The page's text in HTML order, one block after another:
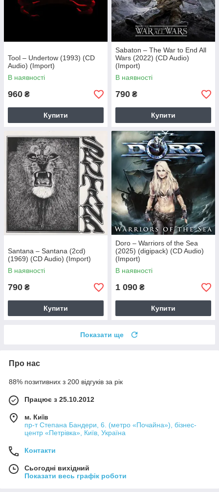
Tool – Undertow (1993) (CD
Audio) (Import)
В наявності
960 ₴
Купити
Sabaton – The War to End All
Wars (2022) (CD Audio)
(Import)
В наявності
790 ₴
Купити
Santana – Santana (2cd)
(1969) (CD Audio) (Import)
В наявності
790 ₴
Купити
Doro – Warriors of the Sea
(2025) (digipack) (CD Audio)
(Import)
В наявності
1 090 ₴
Купити
Показати ще
Про нас
88% позитивних з 200 відгуків за рік
Працює з 25.10.2012
м. Київ
пр-т Степана Бандери, 6. (метро «Почайна»), бізнес-
центр «Петрівка», Київ, Україна
Контакти
Сьогодні вихідний
Показати весь графік роботи